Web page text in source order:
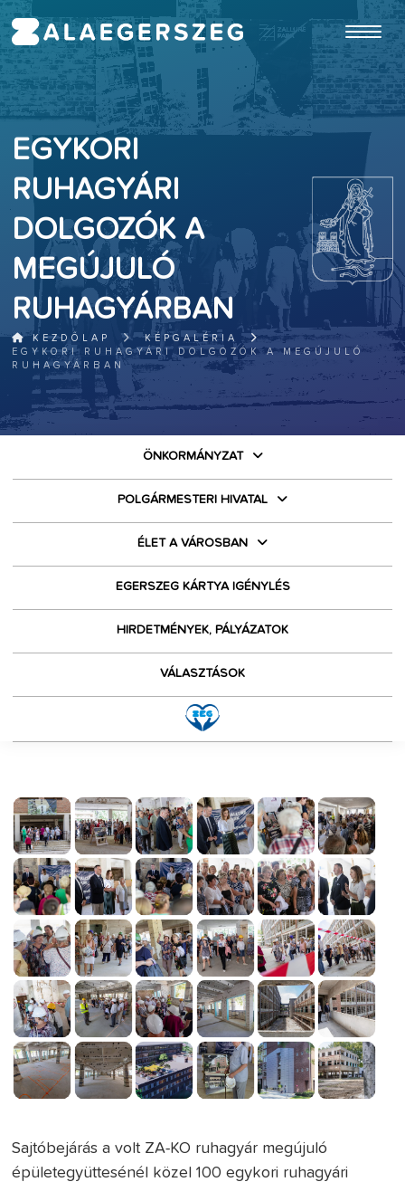
ugrás a fő tartalomhoz
EGYKORI
RUHAGYÁRI
DOLGOZÓK A
MEGÚJULÓ
RUHAGYÁRBAN
KEZDŐLAP
KÉPGALÉRIA
EGYKORI RUHAGYÁRI DOLGOZÓK A MEGÚJULÓ
RUHAGYÁRBAN
ÖNKORMÁNYZAT
POLGÁRMESTERI HIVATAL
ÉLET A VÁROSBAN
EGERSZEG KÁRTYA IGÉNYLÉS
HIRDETMÉNYEK, PÁLYÁZATOK
VÁLASZTÁSOK
Sajtóbejárás a volt ZA-KO ruhagyár megújuló
épületegyüttesénél közel 100 egykori ruhagyári